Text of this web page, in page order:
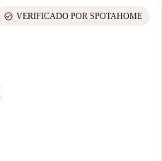
check_circle VERIFICADO POR SPOTAHOME